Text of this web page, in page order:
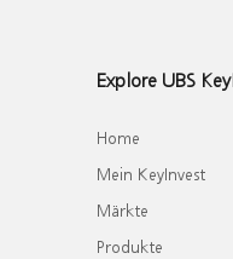
Explore UBS
Home
Mein KeyInvest
Märkte
Produkte